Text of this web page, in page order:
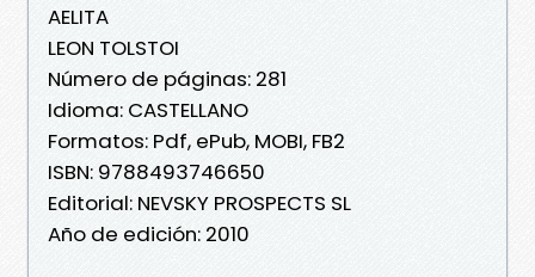
AELITA
LEON TOLSTOI
Número de páginas: 281
Idioma: CASTELLANO
Formatos: Pdf, ePub, MOBI, FB2
ISBN: 9788493746650
Editorial: NEVSKY PROSPECTS SL
Año de edición: 2010